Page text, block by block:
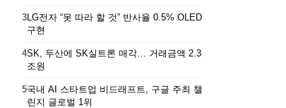
3LG전자 “못 따라 할 것” 반사율 0.5% OLED
구현
4SK, 두산에 SK실트론 매각… 거래금액 2.3
조원
5국내 AI 스타트업 비드래프트, 구글 주최 챌
린지 글로벌 1위